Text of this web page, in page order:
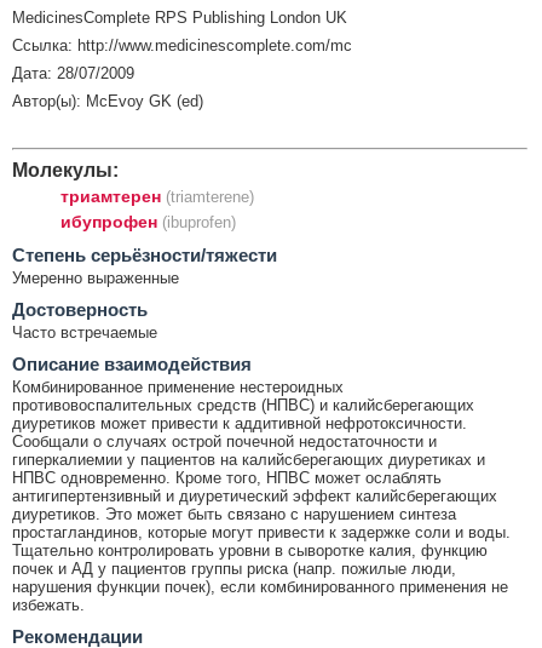
MedicinesComplete RPS Publishing London UK
Ссылка: http://www.medicinescomplete.com/mc
Дата: 28/07/2009
Автор(ы): McEvoy GK (ed)
Молекулы:
триамтерен (triamterene)
ибупрофен (ibuprofen)
Cтепень серьёзности/тяжести
Умеренно выраженные
Достоверность
Часто встречаемые
Описание взаимодействия
Комбинированное применение нестероидных
противовоспалительных средств (НПВС) и калийсберегающих
диуретиков может привести к аддитивной нефротоксичности.
Сообщали о случаях острой почечной недостаточности и
гиперкалиемии у пациентов на калийсберегающих диуретиках и
НПВС одновременно. Кроме того, НПВС может ослаблять
антигипертензивный и диуретический эффект калийсберегающих
диуретиков. Это может быть связано с нарушением синтеза
простагландинов, которые могут привести к задержке соли и воды.
Тщательно контролировать уровни в сыворотке калия, функцию
почек и АД у пациентов группы риска (напр. пожилые люди,
нарушения функции почек), если комбинированного применения не
избежать.
Рекомендации